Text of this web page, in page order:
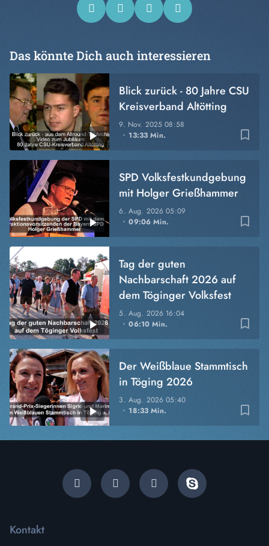
Das könnte Dich auch interessieren
bookmark_border
9. Nov. 202508:58
13:33 Min.
Blick zurück - 80 Jahre CSU
Kreisverband Altötting
bookmark_border
6. Aug. 202605:09
09:06 Min.
SPD Volksfestkundgebung
mit Holger Grießhammer
bookmark_border
5. Aug. 2026 16:04
06:10 Min.
Tag der guten
Nachbarschaft 2026 auf
dem Töginger Volksfest
bookmark_border
3. Aug. 202605:40
18:33 Min.
Der Weißblaue Stammtisch
in Töging 2026
Kontakt